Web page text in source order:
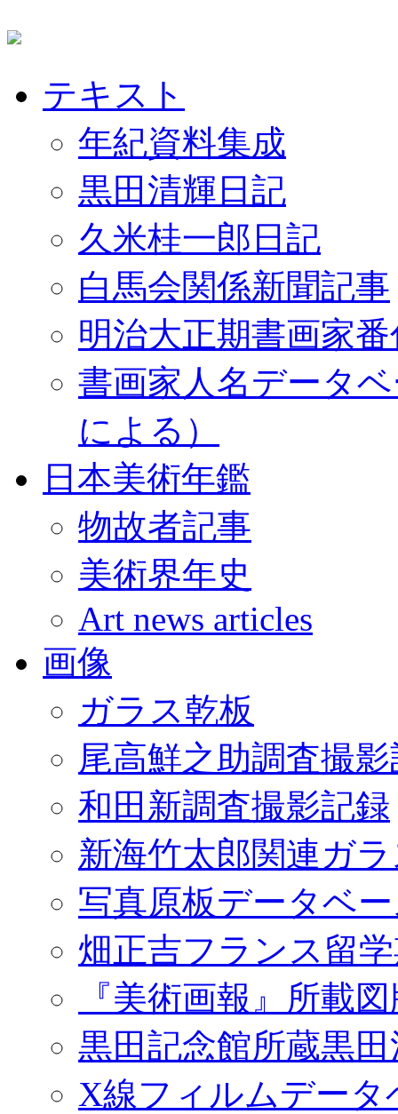
テキスト
年紀資料集成
黒田清輝日記
久米桂一郎日記
白馬会関係新聞記事
明治大正期書画家
書画家人名データ
による）
日本美術年鑑
物故者記事
美術界年史
Art news articles
画像
ガラス乾板
尾高鮮之助調査撮
和田新調査撮影記録
新海竹太郎関連ガ
写真原板データベ
畑正吉フランス留
『美術画報』所載
黒田記念館所蔵黒
X線フィルムデータ